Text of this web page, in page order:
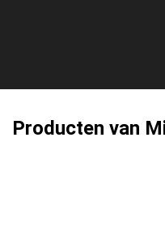
Producten van